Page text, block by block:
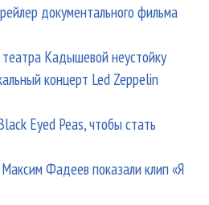
документального фильма
Кадышевой неустойку
концерт Led Zeppelin
Eyed Peas, чтобы стать
Фадеев показали клип «Я